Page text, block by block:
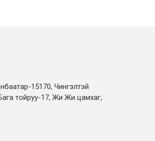
15170, Чингэлтэй
Бага тойруу-17, Жи Жи цамхаг,